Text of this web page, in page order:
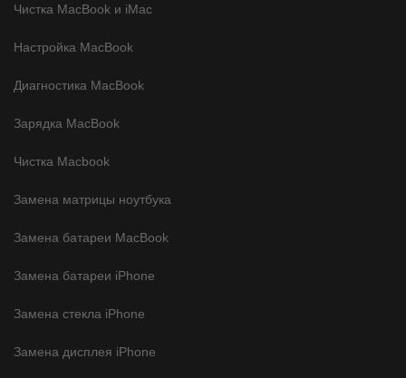
Чистка MacBook и iMac
Настройка MacBook
Диагностика MacBook
Зарядка MacBook
Чистка Macbook
Замена матрицы ноутбука
Замена батареи MacBook
Замена батареи iPhone
Замена стекла iPhone
Замена дисплея iPhone